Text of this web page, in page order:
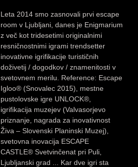
Leta 2014 smo zasnovali prvi escape
room v Ljubljani, danes je Enigmarium
z več kot tridesetimi originalnimi
resničnostnimi igrami trendsetter
inovativne igrifikacije turističnih
doživetij / dogodkov / znamenitosti v
svetovnem merilu. Reference: Escape
Igloo® (Snovalec 2015), mestne
pustolovske igre UNLOCK®,
igrifikacija muzejev (Valvasorjevo
priznanje, nagrada za inovativnost
Živa – Slovenski Planinski Muzej),
svetovna inovacija ESCAPE
CASTLE® Svetvinčenat pri Puli,
Ljubljanski grad ... Kar dve igri sta